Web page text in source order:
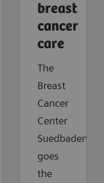
breast
cancer
care
The
Breast
Cancer
Center
Suedbaden
goes
the